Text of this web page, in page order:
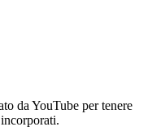
da YouTube per tenere